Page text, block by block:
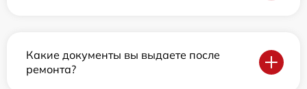
Какие документы вы выдаете после
ремонта?